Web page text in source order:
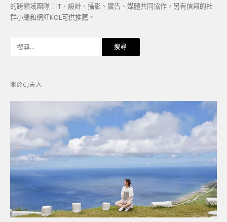
的跨領域團隊：IT、設計、攝影、廣告、媒體共同協作，另有信賴的社
群小編和網紅KOL可供推薦。
字:
關於CJ夫人